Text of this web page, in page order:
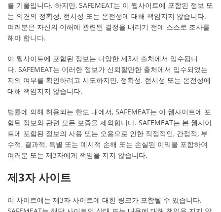
를 기울입니다. 하지만, SAFEMEAT는 이 웹사이트에 포함된 정보 또
는 의견의 정확성, 현시성 또는 온전성에 대해 책임지지 않습니다.
여러분은 자신의 이해에 관련된 결정을 내리기 전에 스스로 조사를
해야 합니다.
이 웹사이트에 포함된 정보는 다양한 제3자 출처에서 입수됩니
다. SAFEMEAT는 이러한 정보가 신뢰할만한 출처에서 입수되었는
지의 여부를 확인하려고 시도하지만, 정확성, 현시성 또는 온전성에
대해 책임지지 않습니다.
법률에 의해 허용되는 한도 내에서, SAFEMEAT는 이 웹사이트에 포
함된 정보와 관련 모든 보증을 제외합니다. SAFEMEAT는 본 웹사이
트에 포함된 정보의 사용 또는 오용으로 인한 직접적인, 간접적, 부
수적, 결과적, 특별 또는 예시적 손해 또는 손실된 이익을 포함하여
여러분 또는 제3자에게 책임을 지지 않습니다.
제3자 사이트
이 사이트에는 제3자 사이트에 대한 링크가 포함될 수 있습니다.